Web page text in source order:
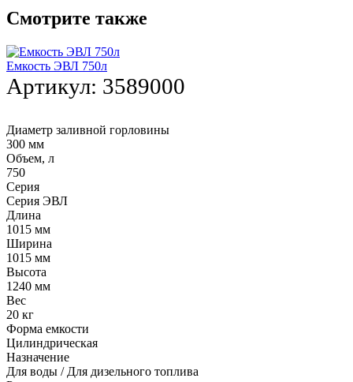
Смотрите также
Емкость ЭВЛ 750л
Артикул: 3589000
Диаметр заливной горловины
300 мм
Объем, л
750
Серия
Серия ЭВЛ
Длина
1015 мм
Ширина
1015 мм
Высота
1240 мм
Вес
20 кг
Форма емкости
Цилиндрическая
Назначение
Для воды / Для дизельного топлива